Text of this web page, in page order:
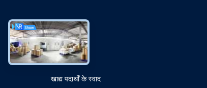
श्रेणियाँ
खाद्य पदार्थों के स्वाद